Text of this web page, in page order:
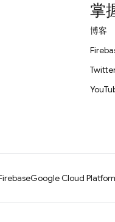
掌
博客
Google Cloud